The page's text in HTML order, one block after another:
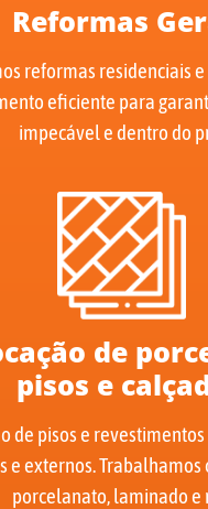
Reformas
reformas residenciais
eficiente para
impecável e dentro do
de
pisos e
de pisos e
e externos. Trabalhamos
porcelanato, laminado e